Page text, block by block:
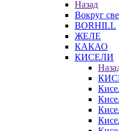
Назад
Вокруг
BORHILL
ЖЕЛЕ
КАКАО
КИСЕЛИ